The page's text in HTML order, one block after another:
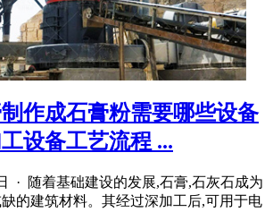
作成石膏粉需要哪些设备
设备工艺流程 ...
· 随着基础建设的发展,石膏,石灰石成为
的建筑材料。其经过深加工后,可用于电